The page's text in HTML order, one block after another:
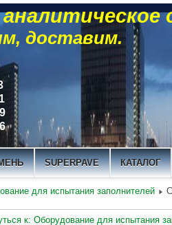
доставим.
SUPERPAVE КАТАЛОГ
для испытания заполнителей
к: Оборудование для испытания